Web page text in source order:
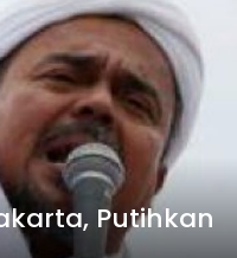
Putihkan